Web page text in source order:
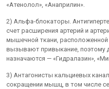
«Атенолол», «Анаприлин».
2) Альфа-блокаторы.
счет расширения артерий и
мышечной ткани, расположенной
вызывают привыкание, поэтому
назначаются — «Гидралазин»,
3) Антагонисты кальциевых
сокращении мышц, в том числе